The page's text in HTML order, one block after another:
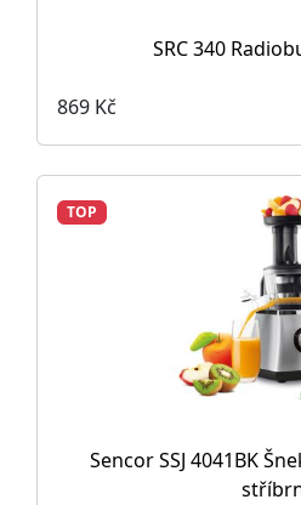
SRC 340
869 Kč
TOP
Sencor SSJ 4041BK